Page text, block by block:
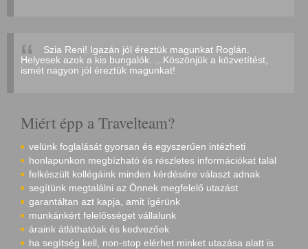
Szia Reni! Igazán jól éreztük magunkat Roglán.
Helyesek azok a kis bungalók. ...Köszönjük a közvetítést,
ismét nagyon jól éreztük magunkat!
Miért épp a Travelteam?
velünk foglalását gyorsan és egyszerűen intézheti
honlapunkon megbízható és részletes információkat talál
felkészült kollégáink minden kérdésére választ adnak
segítünk megtalálni az Önnek megfelelő utazást
garantáltan azt kapja, amit ígérünk
munkánkért felelősséget vállalunk
áraink átláthatóak és kedvezőek
ha segítség kell, non-stop elérhet minket utazása alatt is